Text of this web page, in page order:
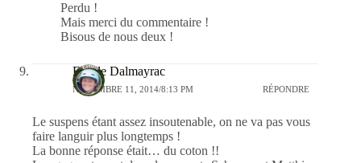
Perdu !
Mais merci du commentaire !
Bisous de nous deux !
Estelle Dalmayrac
NOVEMBRE 11, 2014/8:13 PM RÉPONDRE
Le suspens étant assez insoutenable, on ne va pas vous
faire languir plus longtemps !
La bonne réponse était… du coton !!